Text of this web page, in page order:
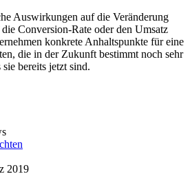
Auswirkungen auf die Veränderung
Conversion-Rate oder den Umsatz
konkrete Anhaltspunkte für eine
die in der Zukunft bestimmt noch sehr
bereits jetzt sind.
2019